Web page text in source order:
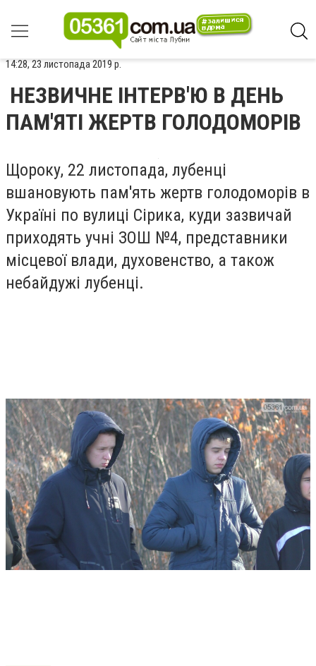
14:28, 23 листопада 2019 р.
НЕЗВИЧНЕ ІНТЕРВ'Ю В ДЕНЬ
ПАМ'ЯТІ ЖЕРТВ ГОЛОДОМОРІВ
Щороку, 22 листопада, лубенці
вшановують пам'ять жертв голодоморів в
Україні по вулиці Сірика, куди зазвичай
приходять учні ЗОШ №4, представники
місцевої влади, духовенство, а також
небайдужі лубенці.